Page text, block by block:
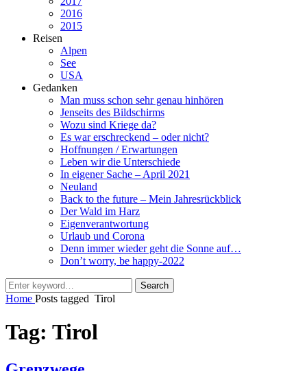
2016
2015
Reisen
Alpen
See
USA
Gedanken
Man muss schon sehr genau hinhören
Jenseits des Bildschirms
Wozu sind Kriege da?
Es war erschreckend – oder nicht?
Hoffnungen / Erwartungen
Leben wir die Unterschiede
In eigener Sache – April 2021
Neuland
Back to the future – Mein Jahresrückblick
Der Wald im Harz
Eigenverantwortung
Urlaub und Corona
Denn immer wieder geht die Sonne auf…
Don’t worry, be happy-2022
Search
for:
Search
Home Posts tagged Tirol
Tag: Tirol